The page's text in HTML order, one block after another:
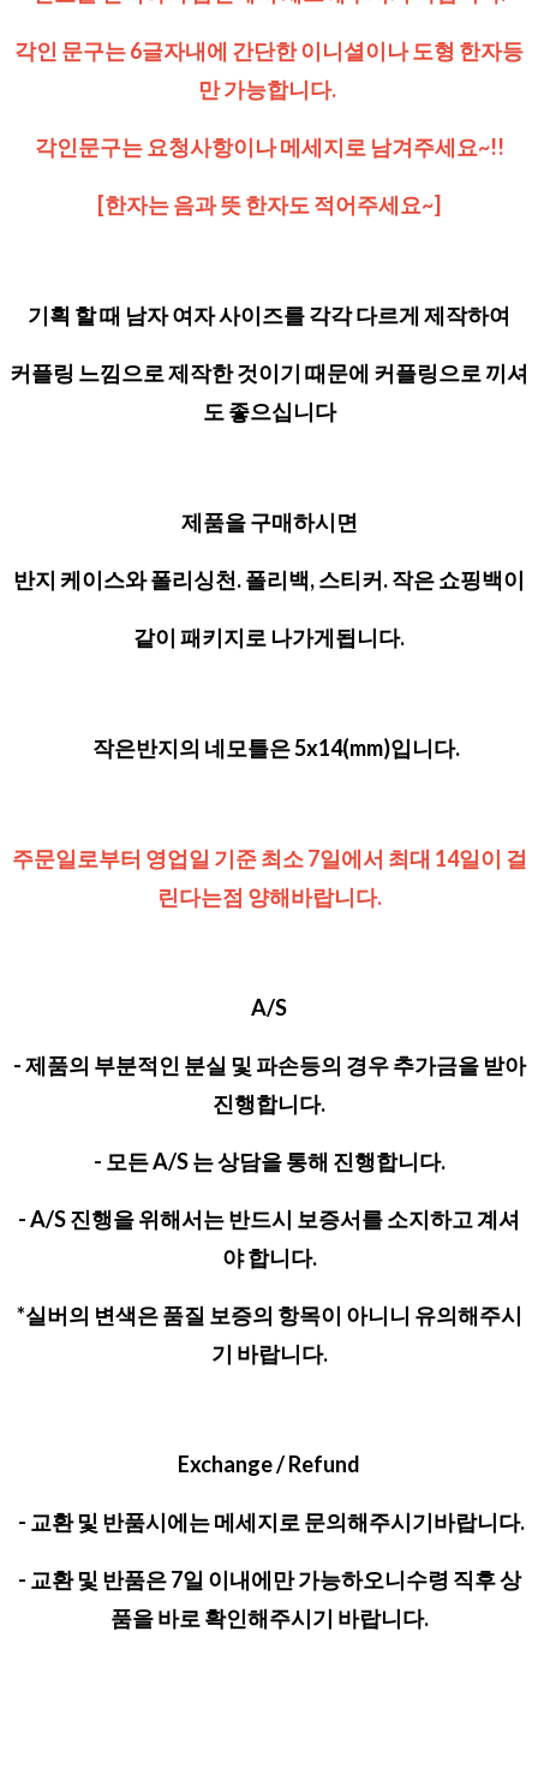
각인 문구는 6글자내에 간단한 이니셜이나 도형 한자등
만 가능합니다.
각인문구는 요청사항이나 메세지로 남겨주세요~!!
[한자는 음과 뜻 한자도 적어주세요~]
기획 할 때 남자 여자 사이즈를 각각 다르게 제작하여
커플링 느낌으로 제작한 것이기 때문에 커플링으로 끼셔
도 좋으십니다
제품을 구매하시면
반지 케이스와 폴리싱천. 폴리백, 스티커. 작은 쇼핑백이
같이 패키지로 나가게됩니다.
작은반지의 네모틀은 5x14(mm)입니다.
주문일로부터 영업일 기준 최소 7일에서 최대 14일이 걸
린다는점 양해바랍니다.
A/S
- 제품의 부분적인 분실 및 파손등의 경우 추가금을 받아
진행합니다.
- 모든 A/S 는 상담을 통해 진행합니다.
- A/S 진행을 위해서는 반드시 보증서를 소지하고 계셔
야 합니다.
*실버의 변색은 품질 보증의 항목이 아니니 유의해주시
기 바랍니다.
Exchange / Refund
- 교환 및 반품시에는 메세지로 문의해주시기바랍니다.
- 교환 및 반품은 7일 이내에만 가능하오니수령 직후 상
품을 바로 확인해주시기 바랍니다.